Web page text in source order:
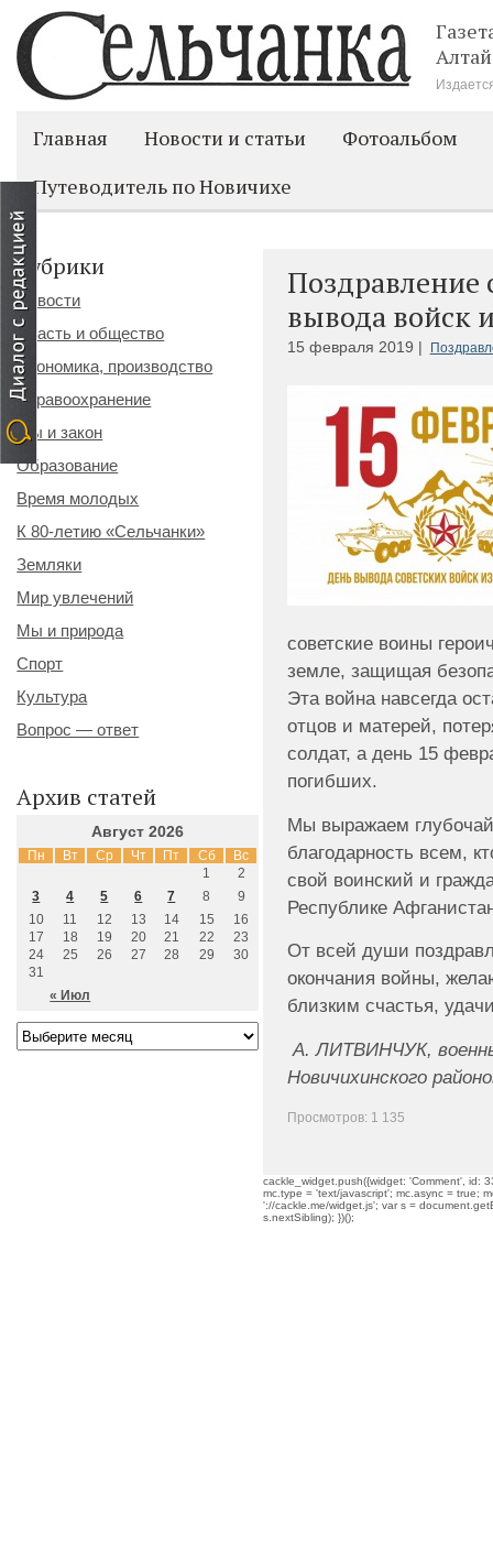
Главная Новости и статьи
Фотоальбом
Путеводитель по Новичихе
вывода войск
15 февраля 2019 |
советские воины
земле, защищая
Эта война навсегда
отцов и матерей,
солдат, а день 15
погибших.
Мы выражаем
благодарность всем,
свой воинский и
Республике
От всей души
окончания войны,
близким счастья,
А. ЛИТВИНЧУК,
Новичихинского
Просмотров: 1 135
cackle_widget.push({widget: 'Comment', id:
mc.type = 'text/javascript'; mc.async = true;
'://cackle.me/widget.js'; var s =
s.nextSibling); })();
Рубрики
Новости
Власть и общество
Экономика, производство
Здравоохранение
Мы и закон
Образование
Время молодых
К 80-летию «Сельчанки»
Земляки
Мир увлечений
Мы и природа
Спорт
Культура
Вопрос — ответ
Архив статей
Август 2026
Пн Вт Ср Чт Пт Сб Вс
« Июл
1
2
3
4 5 6 7 8
9
10
11 12 13 14 15
16
17
18 19 20 21 22
23
24
25 26 27 28 29
30
31